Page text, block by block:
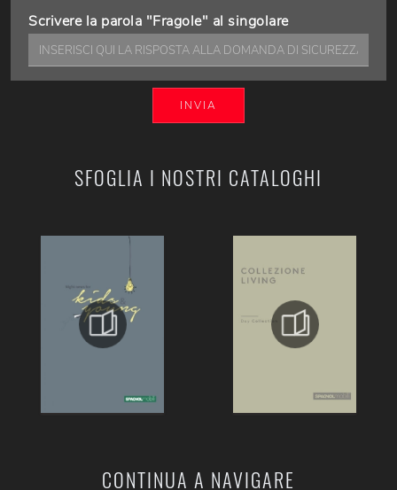
SFOGLIA I NOSTRI CATALOGHI
CONTINUA A NAVIGARE
Scrivere la parola "Fragole" al singolare
INVIA